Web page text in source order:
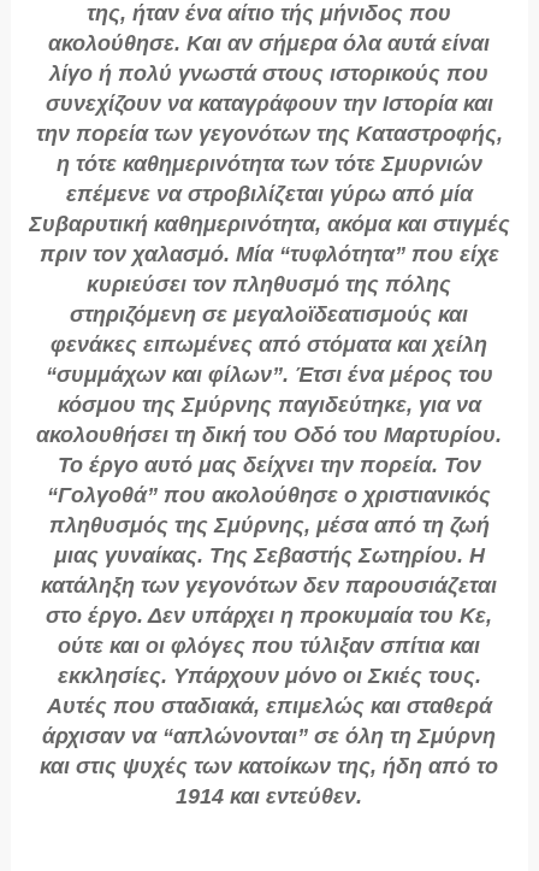
της, ήταν ένα αίτιο τής μήνιδος που
ακολούθησε. Και αν σήμερα όλα αυτά είναι
λίγο ή πολύ γνωστά στους ιστορικούς που
συνεχίζουν να καταγράφουν την Ιστορία και
την πορεία των γεγονότων της Καταστροφής,
η τότε καθημερινότητα των τότε Σμυρνιών
επέμενε να στροβιλίζεται γύρω από μία
Συβαρυτική καθημερινότητα, ακόμα και στιγμές
πριν τον χαλασμό. Μία “τυφλότητα” που είχε
κυριεύσει τον πληθυσμό της πόλης
στηριζόμενη σε μεγαλοϊδεατισμούς και
φενάκες ειπωμένες από στόματα και χείλη
“συμμάχων και φίλων”. Έτσι ένα μέρος του
κόσμου της Σμύρνης παγιδεύτηκε, για να
ακολουθήσει τη δική του Οδό του Μαρτυρίου.
Το έργο αυτό μας δείχνει την πορεία. Τον
“Γολγοθά” που ακολούθησε ο χριστιανικός
πληθυσμός της Σμύρνης, μέσα από τη ζωή
μιας γυναίκας. Της Σεβαστής Σωτηρίου. Η
κατάληξη των γεγονότων δεν παρουσιάζεται
στο έργο. Δεν υπάρχει η προκυμαία του Κε,
ούτε και οι φλόγες που τύλιξαν σπίτια και
εκκλησίες. Υπάρχουν μόνο οι Σκιές τους.
Αυτές που σταδιακά, επιμελώς και σταθερά
άρχισαν να “απλώνονται” σε όλη τη Σμύρνη
και στις ψυχές των κατοίκων της, ήδη από το
1914 και εντεύθεν.